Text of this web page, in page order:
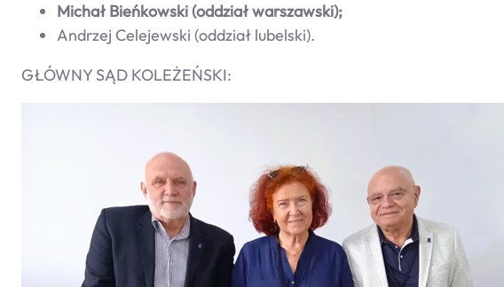
Michał Bieńkowski (oddział warszawski);
Andrzej Celejewski (oddział lubelski).
GŁÓWNY SĄD KOLEŻEŃSKI: